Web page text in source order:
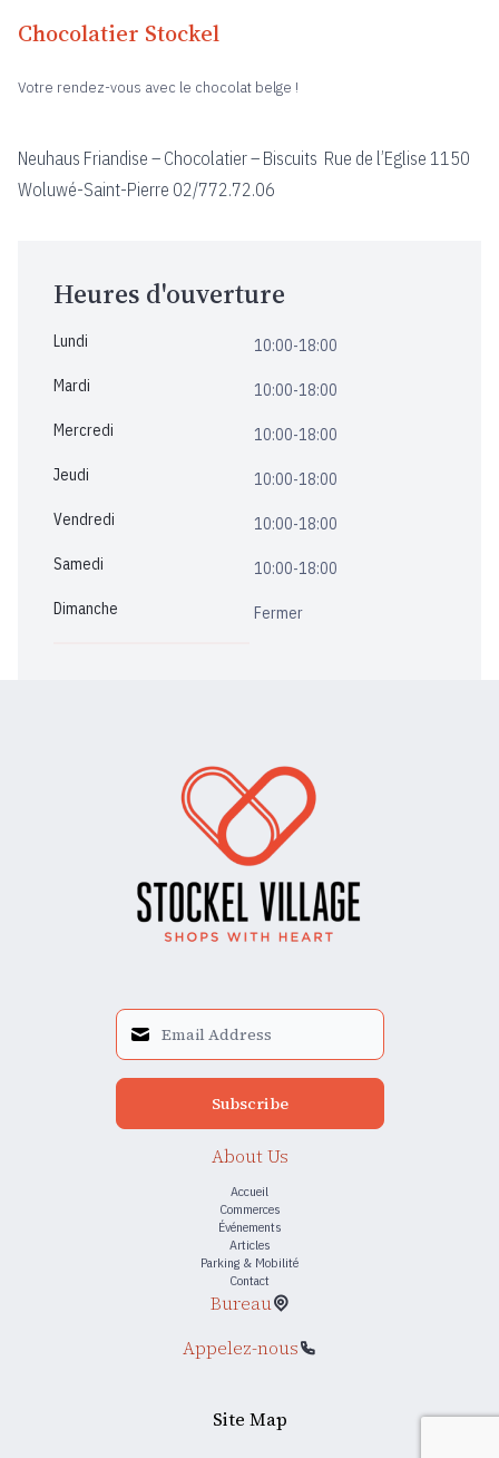
Chocolatier Stockel
Votre rendez-vous avec le chocolat belge !
Neuhaus Friandise – Chocolatier – Biscuits Rue de l’Eglise 1150
Woluwé-Saint-Pierre 02/772.72.06
Heures d'ouverture
Lundi
10:00-18:00
Mardi
10:00-18:00
Mercredi
10:00-18:00
Jeudi
10:00-18:00
Vendredi
10:00-18:00
Samedi
10:00-18:00
Dimanche
Fermer
Subscribe
About Us
Accueil
Commerces
Événements
Articles
Parking & Mobilité
Contact
Bureau
Appelez-nous
Site Map